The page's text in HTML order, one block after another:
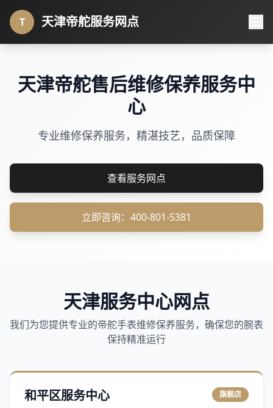
T 天津帝舵服务网点
天津帝舵售后维修保养服务中
心
专业维修保养服务，精湛技艺，品质保障
查看服务网点
立即咨询：400-801-5381
天津服务中心网点
我们为您提供专业的帝舵手表维修保养服务，确保您的腕表
保持精准运行
和平区服务中心 旗舰店